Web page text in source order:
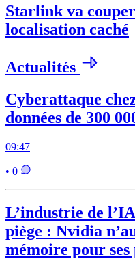
Starlink va
localisation caché
Actualités
Cyberattaque
données de 300
09:47
• 0
L’industrie de
piège : Nvidia
mémoire pour ses